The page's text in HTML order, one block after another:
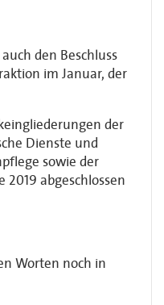
den Beschluss
im Januar, der
der
Dienste und
sowie der
2019 abgeschlossen
Worten noch in